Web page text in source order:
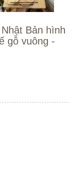
Bản hình
gỗ vuông -